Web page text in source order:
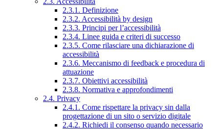
2.3.1. Definizione
2.3.2. Accessibilità by design
2.3.3. Principi per l’accessibilità
2.3.4. Linee guida e criteri di successo
2.3.5. Come rilasciare una dichiarazione di
accessibilità
2.3.6. Meccanismo di feedback e procedura di
attuazione
2.3.7. Obiettivi accessibilità
2.3.8. Normativa e approfondimenti
2.4. Privacy
2.4.1. Come rispettare la privacy sin dalla
progettazione di un sito o servizio digitale
2.4.2. Richiedi il consenso quando necessario